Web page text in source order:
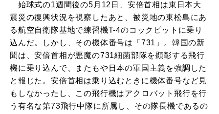
始球式の1週間後の5月12日、安倍首相は東日本大
震災の復興状況を視察したあと、被災地の東松島にあ
る航空自衛隊基地で練習機T-4のコックピットに乗り
込んだ。しかし、その機体番号は「731」。韓国の新
聞は、安倍首相が悪魔の731細菌部隊を顕彰する飛行
機に乗り込んで、またもや日本の軍国主義を強調した
と報じた。安倍首相は乗り込むときに機体番号など見
もしなかったし、この飛行機はアクロバット飛行を行
う有名な第73飛行中隊に所属し、その隊長機であるの